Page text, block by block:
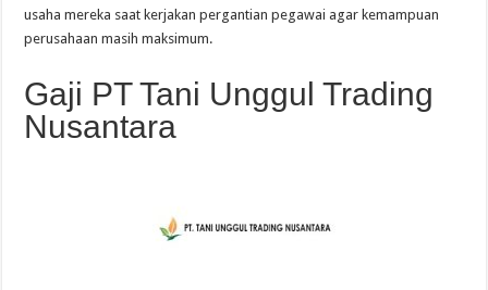
usaha mereka saat kerjakan pergantian pegawai agar kemampuan
perusahaan masih maksimum.
Gaji PT Tani Unggul Trading
Nusantara